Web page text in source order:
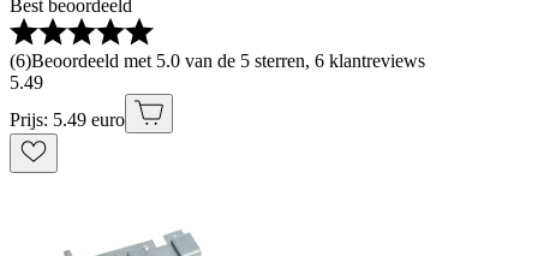
Best beoordeeld
(6)Beoordeeld met 5.0 van de 5 sterren, 6 klantreviews
5.49
Prijs: 5.49 euro